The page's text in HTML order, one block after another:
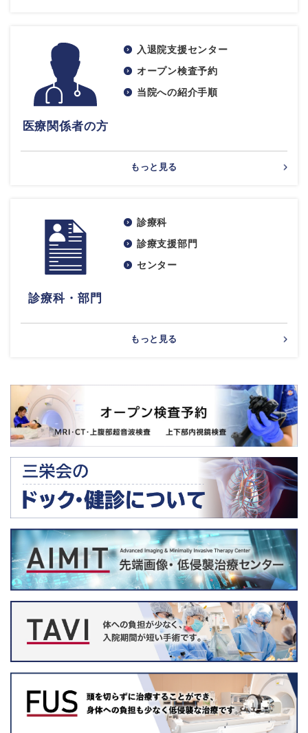
医療関係者の方
入退院支援センター
オープン検査予約
当院への紹介手順
もっと見る
診療科・部門
診療科
診療支援部門
センター
もっと見る